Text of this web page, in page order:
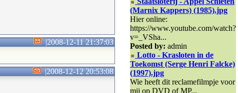
|2008-12-11 21:37:03
|2008-12-12 20:53:08
(Marnix Kappers) (1985).jpg
Hier online:
https://www.youtube.com/watch?
v=_VSha...
Posted by: admin
Lotto - Krasloten in de
Toekomst (Serge Henri Falcke)
(1997).jpg
Wie heeft dit reclamefilmpje voor
mij op DVD of MP...